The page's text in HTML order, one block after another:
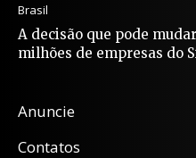
Brasil
A decisão que pode
milhões de empresas do
Anuncie
Contatos